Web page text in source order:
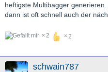
heftigste Multibagger
dann ist oft schnell auch der
2 2
schwain787